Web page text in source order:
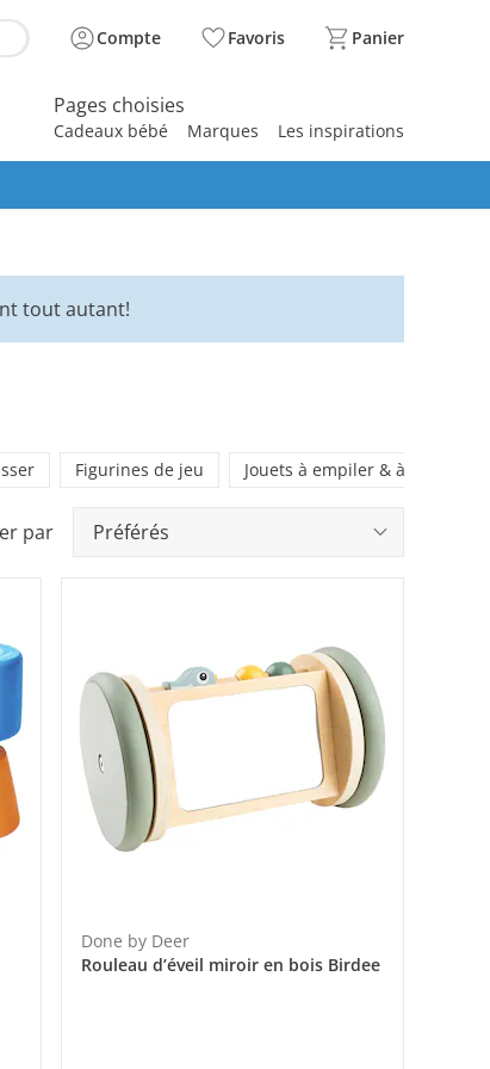
Compte Favoris Panier
Pages choisies
Cadeaux bébé Marques Les inspirations
tout autant!
Figurines de jeu Jouets à empiler & à insérer
par
Done by Deer
Rouleau d’éveil miroir en bois Birdee